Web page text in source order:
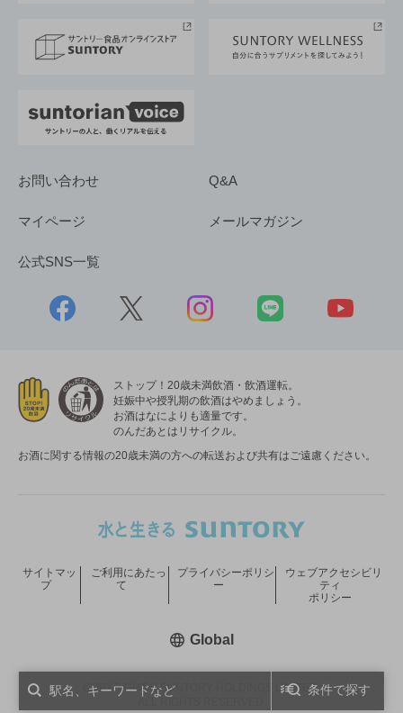
条件で探す
採用情報
お問い合わせ Q&A
マイページ メールマガジン
公式SNS一覧
ストップ！20歳未満飲酒・飲酒運転。
妊娠中や授乳期の飲酒はやめましょう。
お酒はなによりも適量です。
のんだあとはリサイクル。
お酒に関する情報の20歳未満の方への転送および共有はご遠慮ください。
COPYRIGHT © SUNTORY HOLDINGS LIMITED.
サイトマッ
プ
ご利用にあたっ
て
プライバシーポリシ
ー
ウェブアクセシビリ
ティ
ポリシー
Global新しいウィンドウで開く